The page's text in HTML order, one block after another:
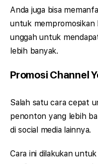
Anda juga bisa
untuk mempromosikan
unggah untuk
lebih banyak.
Promosi Channel
Salah satu cara cepat
penonton yang lebih
di social media lainnya.
Cara ini dilakukan